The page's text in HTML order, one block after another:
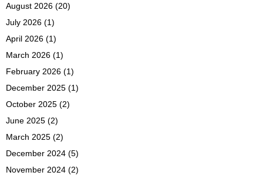
August 2026 (20)
July 2026 (1)
April 2026 (1)
March 2026 (1)
February 2026 (1)
December 2025 (1)
October 2025 (2)
June 2025 (2)
March 2025 (2)
December 2024 (5)
November 2024 (2)